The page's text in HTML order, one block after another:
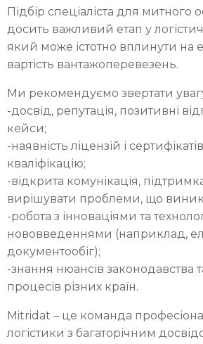
Підбір спеціаліста для
досить важливий етап у
який може істотно вплинути на
вартість вантажоперевезень.
Ми рекомендуємо звертати увагу
-досвід, репутація, позитивні
кейси;
-наявність ліцензій і
кваліфікацію;
-відкрита комунікація,
вирішувати проблеми, що
-робота з інноваціями та
нововведеннями (наприклад,
документообіг);
-знання нюансів законодавства
процесів різних країн.
Mitridat – це команда
логістики з багаторічним